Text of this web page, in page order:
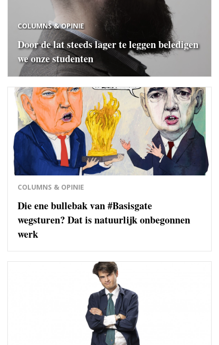
COLUMNS & OPINIE
Door de lat steeds lager te leggen beledigen
we onze studenten
COLUMNS & OPINIE
Die ene bullebak van #Basisgate
wegsturen? Dat is natuurlijk onbegonnen
werk